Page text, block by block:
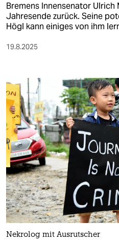
Bremens Innensenator
Jahresende zurück. Seine
Högl kann einiges von ihm
19.8.2025
Nekrolog mit Ausrutscher